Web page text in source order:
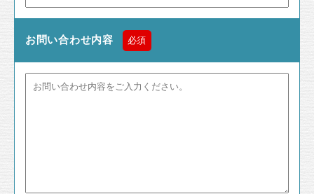
お問い合わせ内容 必須